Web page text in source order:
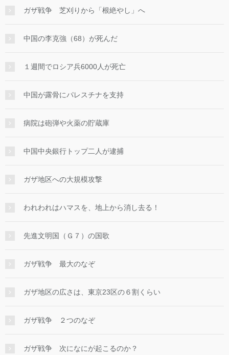
ガザ戦争 芝刈りから「根絶やし」へ
中国の李克強（68）が死んだ
１週間でロシア兵6000人が死亡
中国が露骨にパレスチナを支持
病院は砲弾や火薬の貯蔵庫
中国中央銀行トップ二人が逮捕
ガザ地区への大規模攻撃
われわれはハマスを、地上から消し去る！
先進文明国（Ｇ７）の国歌
ガザ戦争 最大のなぞ
ガザ地区の広さは、東京23区の６割くらい
ガザ戦争 ２つのなぞ
ガザ戦争 次になにが起こるのか？